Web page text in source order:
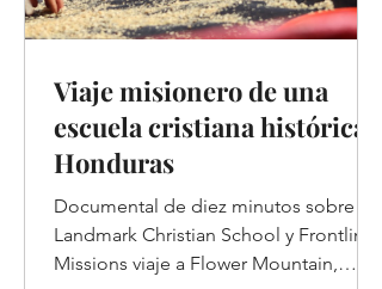
Viaje misionero de una
escuela cristiana histórica a
Honduras
Documental de diez minutos sobre
Landmark Christian School y Frontline
Missions viaje a Flower Mountain,